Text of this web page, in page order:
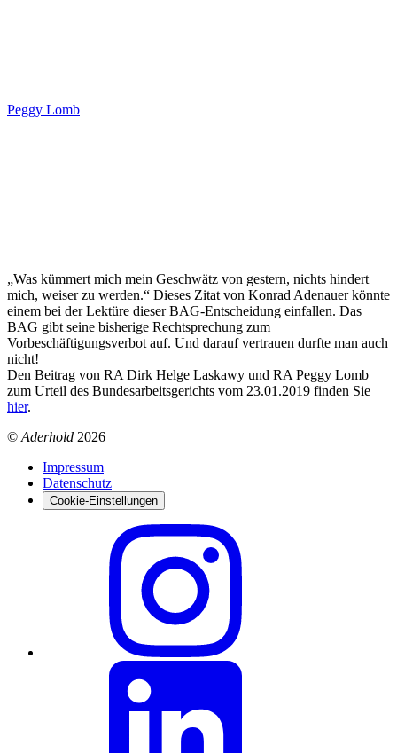
Peggy Lomb
„Was kümmert mich mein Geschwätz von gestern, nichts hindert
mich, weiser zu werden.“ Dieses Zitat von Konrad Adenauer könnte
einem bei der Lektüre dieser BAG-Entscheidung einfallen. Das
BAG gibt seine bisherige Rechtsprechung zum
Vorbeschäftigungsverbot auf. Und darauf vertrauen durfte man auch
nicht!
Den Beitrag von RA Dirk Helge Laskawy und RA Peggy Lomb
zum Urteil des Bundesarbeitsgerichts vom 23.01.2019 finden Sie
hier.
© Aderhold 2026
Impressum
Datenschutz
Cookie-Einstellungen